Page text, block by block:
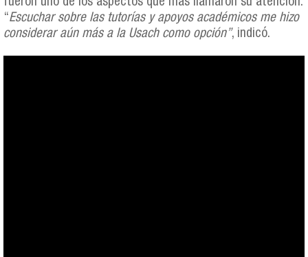
“Escuchar sobre las tutorías y apoyos académicos me hizo
considerar aún más a la Usach como opción”, indicó.